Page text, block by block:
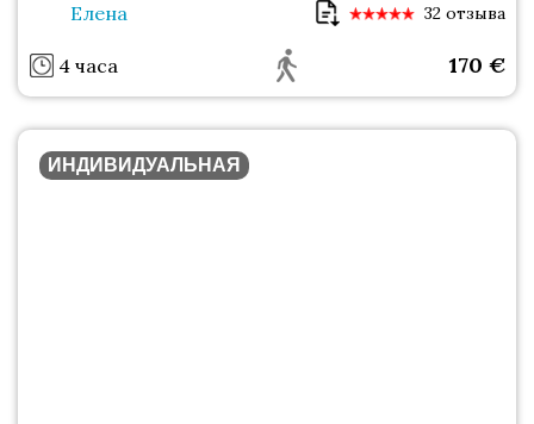
Елена 32 отзыва
4 часа 170 €
ИНДИВИДУАЛЬНАЯ